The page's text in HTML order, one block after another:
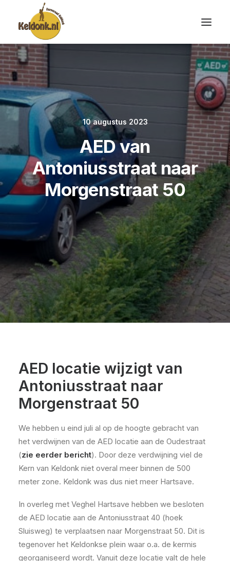
10 augustus 2023
AED van
Antoniusstraat naar
Morgenstraat 50
AED locatie wijzigt van
Antoniusstraat naar
Morgenstraat 50
We hebben u eind juli al op de hoogte gebracht van
het verdwijnen van de AED locatie aan de Oudestraat
(zie eerder bericht). Door deze verdwijning viel de
Kern van Keldonk niet overal meer binnen de 500
meter zone. Keldonk was dus niet meer Hartsave.
In overleg met Veghel Hartsave hebben we besloten
de AED locatie aan de Antoniusstraat 40 (hoek
Sluisweg) te verplaatsen naar Morgenstraat 50. Dit is
tegenover het Keldonkse plein waar o.a. de kermis
georganiseerd wordt. Vanuit deze locatie valt de hele